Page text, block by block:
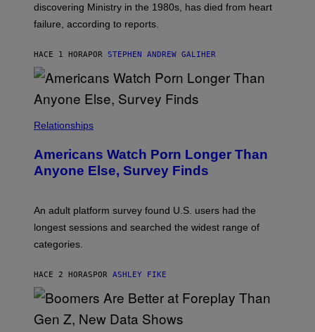
O
S
K
M
O
R
I
/
R
E
I
G
discovering Ministry in the 1980s, has died from heart
failure, according to reports.
HACE 1 HORAPOR STEPHEN ANDREW GALIHER
Relationships
Americans Watch Porn Longer Than
Anyone Else, Survey Finds
An adult platform survey found U.S. users had the
longest sessions and searched the widest range of
categories.
HACE 2 HORASPOR ASHLEY FIKE